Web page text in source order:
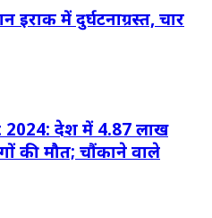
इराक में दुर्घटनाग्रस्त, चार
देश में 4.87 लाख
की मौत; चौंकाने वाले